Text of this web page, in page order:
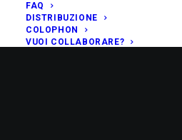
FAQ
DISTRIBUZIONE
COLOPHON
VUOI COLLABORARE?